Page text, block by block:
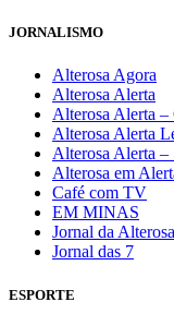
JORNALISMO
Alterosa Agora
Alterosa Alerta
Alterosa Alerta –
Alterosa Alerta
Alterosa Alerta –
Alterosa em
Café com TV
EM MINAS
Jornal da Alterosa
Jornal das 7
ESPORTE